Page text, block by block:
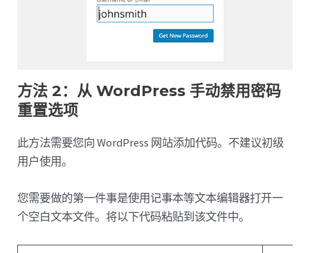
方法 2：从 WordPress 手动禁用密码
重置选项
此方法需要您向 WordPress 网站添加代码。不建议初级
用户使用。
您需要做的第一件事是使用记事本等文本编辑器打开一
个空白文本文件。将以下代码粘贴到该文件中。